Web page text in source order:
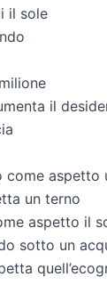
il sole
il
come aspetto
un terno
aspetto il
sotto un